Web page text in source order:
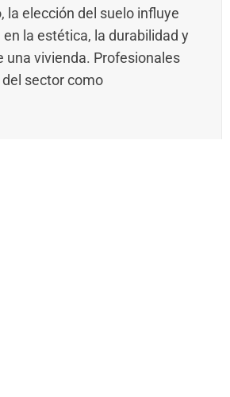
la elección del suelo influye
la estética, la durabilidad y
una vivienda. Profesionales
del sector como